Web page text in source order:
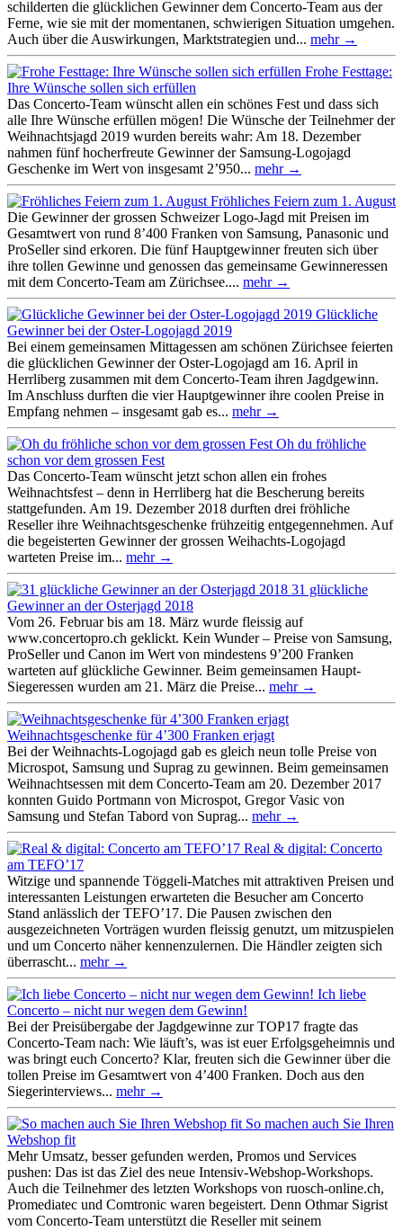
schilderten die glücklichen Gewinner dem Concerto-Team aus der
Ferne, wie sie mit der momentanen, schwierigen Situation umgehen.
Auch über die Auswirkungen, Marktstrategien und... mehr →
Frohe Festtage:
Ihre Wünsche sollen sich erfüllen
Das Concerto-Team wünscht allen ein schönes Fest und dass sich
alle Ihre Wünsche erfüllen mögen! Die Wünsche der Teilnehmer der
Weihnachtsjagd 2019 wurden bereits wahr: Am 18. Dezember
nahmen fünf hocherfreute Gewinner der Samsung-Logojagd
Geschenke im Wert von insgesamt 2’950... mehr →
Fröhliches Feiern zum 1. August
Die Gewinner der grossen Schweizer Logo-Jagd mit Preisen im
Gesamtwert von rund 8’400 Franken von Samsung, Panasonic und
ProSeller sind erkoren. Die fünf Hauptgewinner freuten sich über
ihre tollen Gewinne und genossen das gemeinsame Gewinneressen
mit dem Concerto-Team am Zürichsee.... mehr →
Glückliche
Gewinner bei der Oster-Logojagd 2019
Bei einem gemeinsamen Mittagessen am schönen Zürichsee feierten
die glücklichen Gewinner der Oster-Logojagd am 16. April in
Herrliberg zusammen mit dem Concerto-Team ihren Jagdgewinn.
Im Anschluss durften die vier Hauptgewinner ihre coolen Preise in
Empfang nehmen – insgesamt gab es... mehr →
Oh du fröhliche
schon vor dem grossen Fest
Das Concerto-Team wünscht jetzt schon allen ein frohes
Weihnachtsfest – denn in Herrliberg hat die Bescherung bereits
stattgefunden. Am 19. Dezember 2018 durften drei fröhliche
Reseller ihre Weihnachtsgeschenke frühzeitig entgegennehmen. Auf
die begeisterten Gewinner der grossen Weihachts-Logojagd
warteten Preise im... mehr →
31 glückliche
Gewinner an der Osterjagd 2018
Vom 26. Februar bis am 18. März wurde fleissig auf
www.concertopro.ch geklickt. Kein Wunder – Preise von Samsung,
ProSeller und Canon im Wert von mindestens 9’200 Franken
warteten auf glückliche Gewinner. Beim gemeinsamen Haupt-
Siegeressen wurden am 21. März die Preise... mehr →
Weihnachtsgeschenke für 4’300 Franken erjagt
Bei der Weihnachts-Logojagd gab es gleich neun tolle Preise von
Microspot, Samsung und Suprag zu gewinnen. Beim gemeinsamen
Weihnachtsessen mit dem Concerto-Team am 20. Dezember 2017
konnten Guido Portmann von Microspot, Gregor Vasic von
Samsung und Stefan Tabord von Suprag... mehr →
Real & digital: Concerto
am TEFO’17
Witzige und spannende Töggeli-Matches mit attraktiven Preisen und
interessanten Leistungen erwarteten die Besucher am Concerto
Stand anlässlich der TEFO’17. Die Pausen zwischen den
ausgezeichneten Vorträgen wurden fleissig genutzt, um mitzuspielen
und um Concerto näher kennenzulernen. Die Händler zeigten sich
überrascht... mehr →
Ich liebe
Concerto – nicht nur wegen dem Gewinn!
Bei der Preisübergabe der Jagdgewinne zur TOP17 fragte das
Concerto-Team nach: Wie läuft’s, was ist euer Erfolgsgeheimnis und
was bringt euch Concerto? Klar, freuten sich die Gewinner über die
tollen Preise im Gesamtwert von 4’400 Franken. Doch aus den
Siegerinterviews... mehr →
So machen auch Sie Ihren
Webshop fit
Mehr Umsatz, besser gefunden werden, Promos und Services
pushen: Das ist das Ziel des neue Intensiv-Webshop-Workshops.
Auch die Teilnehmer des letzten Workshops von ruosch-online.ch,
Promediatec und Comtronic waren begeistert. Denn Othmar Sigrist
vom Concerto-Team unterstützt die Reseller mit seinem